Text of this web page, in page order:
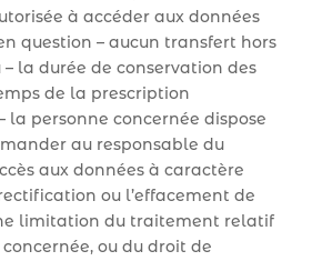
à accéder aux données
question – aucun transfert hors
– la durée de conservation des
de la prescription
la personne concernée dispose
au responsable du
aux données à caractère
ou l’effacement de
limitation du traitement relatif
ou du droit de